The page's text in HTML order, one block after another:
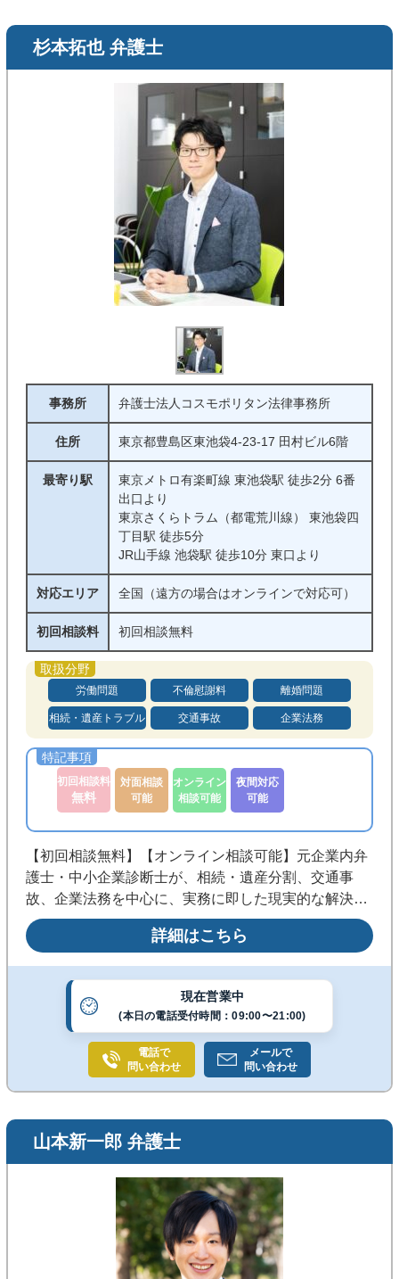
杉本拓也 弁護士
事務所 弁護士法人コスモポリタン法律事務所
住所 東京都豊島区東池袋4-23-17 田村ビル6階
最寄り駅
東京メトロ有楽町線 東池袋駅 徒歩2分 6番
出口より
東京さくらトラム（都電荒川線） 東池袋四
丁目駅 徒歩5分
JR山手線 池袋駅 徒歩10分 東口より
対応エリア 全国（遠方の場合はオンラインで対応可）
初回相談料 初回相談無料
労働問題 不倫慰謝料 離婚問題
相続・遺産トラブル 交通事故 企業法務
初回相談料
無料
対面相談
可能
オンライン
相談可能
夜間対応
可能
【初回相談無料】【オンライン相談可能】元企業内弁
護士・中小企業診断士が、相続・遺産分割、交通事
故、企業法務を中心に、実務に即した現実的な解決策
をご提案します。 契約トラブルや事業承継から個人の
相続・事故対応まで全国対応。オンライン・チャット
相談で迅速にサポートします。
詳細はこちら
現在営業中
(本日の電話受付時間：09:00〜21:00)
電話で
問い合わせ
メールで
問い合わせ
山本新一郎 弁護士